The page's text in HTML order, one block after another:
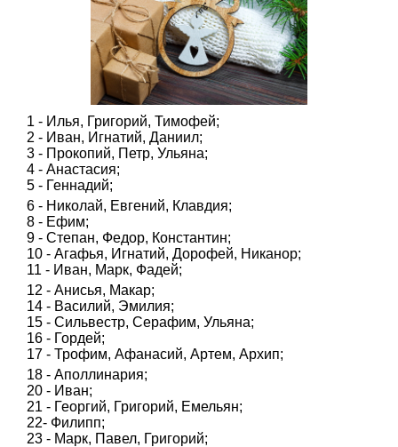
1 - Илья, Григорий, Тимофей;
2 - Иван, Игнатий, Даниил;
3 - Прокопий, Петр, Ульяна;
4 - Анастасия;
5 - Геннадий;
6 - Николай, Евгений, Клавдия;
8 - Ефим;
9 - Степан, Федор, Константин;
10 - Агафья, Игнатий, Дорофей, Никанор;
11 - Иван, Марк, Фадей;
12 - Анисья, Макар;
14 - Василий, Эмилия;
15 - Сильвестр, Серафим, Ульяна;
16 - Гордей;
17 - Трофим, Афанасий, Артем, Архип;
18 - Аполлинария;
20 - Иван;
21 - Георгий, Григорий, Емельян;
22- Филипп;
23 - Марк, Павел, Григорий;